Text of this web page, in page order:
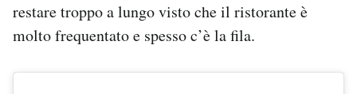
restare troppo a lungo visto che il ristorante è
molto frequentato e spesso c’è la fila.